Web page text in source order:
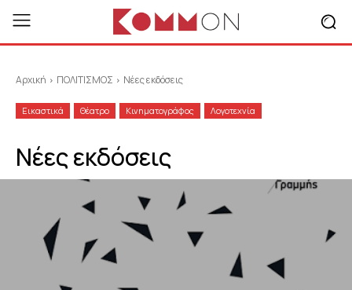
Αρχική ΠΟΛΙΤΙΣΜΟΣ Νέες εκδόσεις
Εικαστικά Θέατρο Κινηματογράφος Λογοτεχνία
Νέες εκδόσεις